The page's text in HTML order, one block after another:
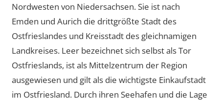
Nordwesten von Niedersachsen. Sie ist nach
Emden und Aurich die drittgrößte Stadt des
Ostfrieslandes und Kreisstadt des gleichnamigen
Landkreises. Leer bezeichnet sich selbst als Tor
Ostfrieslands, ist als Mittelzentrum der Region
ausgewiesen und gilt als die wichtigste Einkaufstadt
im Ostfriesland. Durch ihren Seehafen und die Lage